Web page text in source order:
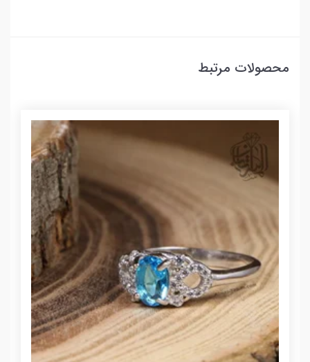
محصولات مرتبط